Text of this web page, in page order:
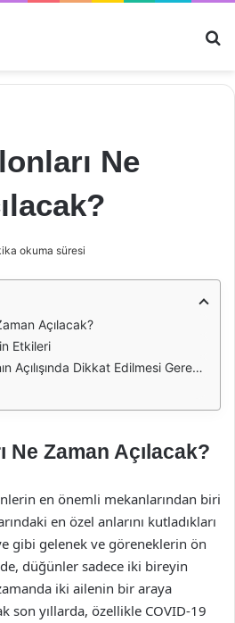
Ne
okuma süresi
Açılacak?
Etkileri
Dikkat Edilmesi Gereken Faktörler
Ne Zaman Açılacak?
en önemli mekanlarından biri
en özel anlarını kutladıkları
gibi gelenek ve göreneklerin ön
düğünler sadece iki bireyin
iki ailenin bir araya
son yıllarda, özellikle COVID-19